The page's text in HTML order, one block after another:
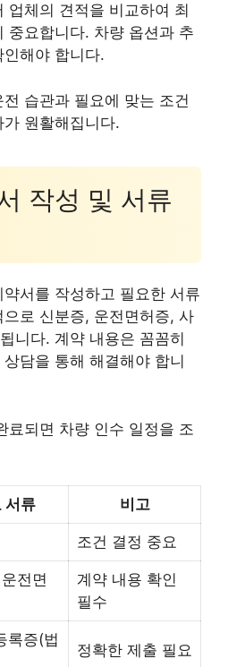
업체의 견적을 비교하여 최
중요합니다. 차량 옵션과 추
해야 합니다.
습관과 필요에 맞는 조건
원활해집니다.
작성 및 서류
서를 작성하고 필요한 서류
로 신분증, 운전면허증, 사
니다. 계약 내용은 꼼꼼히
담을 통해 해결해야 합니
료되면 차량 인수 일정을 조
서류 비고
조건 결정 중요
전면
계약 내용 확인
필수
록증(법
정확한 제출 필요